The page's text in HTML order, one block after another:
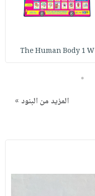
The Human Body 1 W
5
المزيد من البنود »